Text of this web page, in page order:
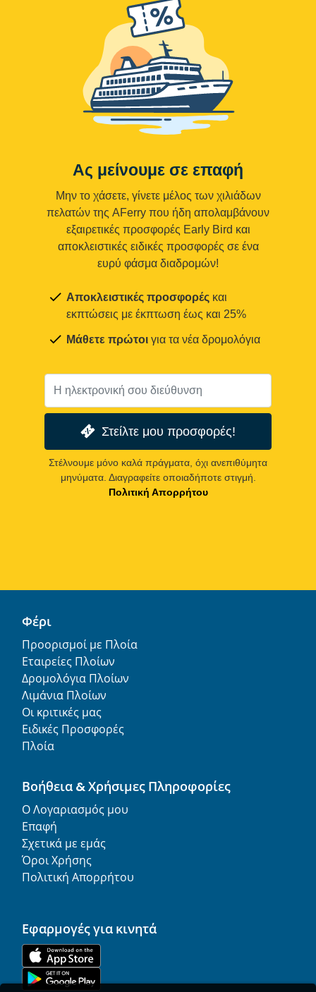
Ας μείνουμε σε επαφή
Μην το χάσετε, γίνετε μέλος των χιλιάδων
πελατών της AFerry που ήδη απολαμβάνουν
εξαιρετικές προσφορές Early Bird και
αποκλειστικές ειδικές προσφορές σε ένα
ευρύ φάσμα διαδρομών!
Αποκλειστικές προσφορές και
εκπτώσεις με έκπτωση έως και 25%
Μάθετε πρώτοι για τα νέα δρομολόγια
Στείλτε μου προσφορές!
Στέλνουμε μόνο καλά πράγματα, όχι ανεπιθύμητα
μηνύματα. Διαγραφείτε οποιαδήποτε στιγμή.
Πολιτική Απορρήτου
Φέρι
Προορισμοί με Πλοία
Εταιρείες Πλοίων
Δρομολόγια Πλοίων
Λιμάνια Πλοίων
Οι κριτικές μας
Ειδικές Προσφορές
Πλοία
Βοήθεια & Χρήσιμες Πληροφορίες
Ο Λογαριασμός μου
Επαφή
Σχετικά με εμάς
Όροι Χρήσης
Πολιτική Απορρήτου
Εφαρμογές για κινητά